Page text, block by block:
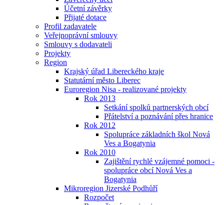
Účetní závěrky
Přijaté dotace
Profil zadavatele
Veřejnoprávní smlouvy
Smlouvy s dodavateli
Projekty
Region
Krajský úřad Libereckého kraje
Statutární město Liberec
Euroregion Nisa - realizované projekty
Rok 2013
Setkání spolků partnerských obcí
Přátelství a poznávání přes hranice
Rok 2012
Spolupráce základních škol Nová
Ves a Bogatynia
Rok 2010
Zajištění rychlé vzájemné pomoci -
spolupráce obcí Nová Ves a
Bogatynia
Mikroregion Jizerské Podhůří
Rozpočet